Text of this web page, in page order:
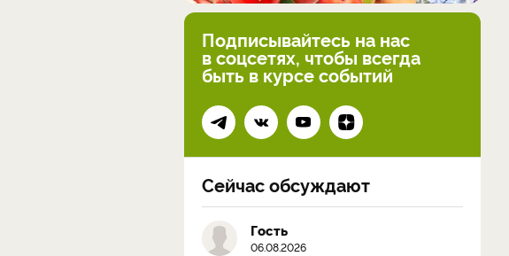
Подписывайтесь на нас
в соцсетях, чтобы всегда
быть в курсе событий
Сейчас обсуждают
Гость
06.08.2026